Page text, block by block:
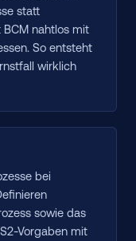
statt
nahtlos mit
So entsteht
wirklich
bei
sowie das
Vorgaben mit